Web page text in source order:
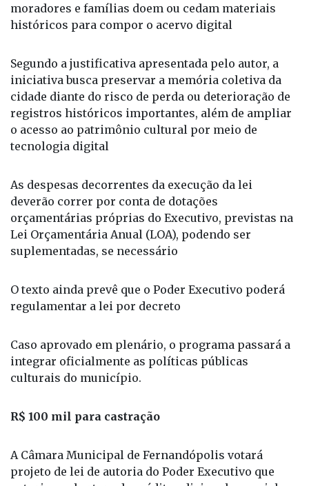
moradores e famílias doem ou cedam materiais
históricos para compor o acervo digital
Segundo a justificativa apresentada pelo autor, a
iniciativa busca preservar a memória coletiva da
cidade diante do risco de perda ou deterioração de
registros históricos importantes, além de ampliar
o acesso ao patrimônio cultural por meio de
tecnologia digital
As despesas decorrentes da execução da lei
deverão correr por conta de dotações
orçamentárias próprias do Executivo, previstas na
Lei Orçamentária Anual (LOA), podendo ser
suplementadas, se necessário
O texto ainda prevê que o Poder Executivo poderá
regulamentar a lei por decreto
Caso aprovado em plenário, o programa passará a
integrar oficialmente as políticas públicas
culturais do município.
R$ 100 mil para castração
A Câmara Municipal de Fernandópolis votará
projeto de lei de autoria do Poder Executivo que